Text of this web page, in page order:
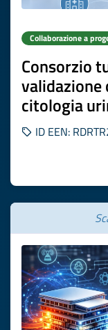
Collaborazione a
Consorzio
validazione
citologia
ID EEN: